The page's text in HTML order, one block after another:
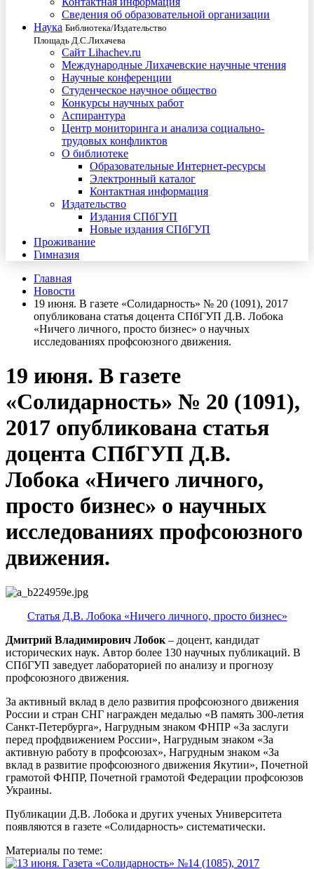
Сведения об образовательной организации
Наука Библиотека/Издательство
Площадь Д.С.Лихачева
Сайт Lihachev.ru
Международные Лихачевские научные чтения
Научные конференции
Студенческое научное общество
Конкурсы научных работ
Аспирантура
Центр мониторинга и анализа социально-
трудовых конфликтов
О библиотеке
Образовательные Интернет-ресурсы
Электронный каталог
Контактная информация
Издательство
Издания СПбГУП
Новые издания СПбГУП
Проживание
Гимназия
Главная
Новости
19 июня. В газете «Солидарность» № 20 (1091), 2017
опубликована статья доцента СПбГУП Д.В. Лобока
«Ничего личного, просто бизнес» о научных
исследованиях профсоюзного движения.
19 июня. В газете
«Солидарность» № 20 (1091),
2017 опубликована статья
доцента СПбГУП Д.В.
Лобока «Ничего личного,
просто бизнес» о научных
исследованиях профсоюзного
движения.
Статья Д.В. Лобока «Ничего личного, просто бизнес»
Дмитрий Владимирович Лобок – доцент, кандидат
исторических наук. Автор более 130 научных публикаций. В
СПбГУП заведует лабораторией по анализу и прогнозу
профсоюзного движения.
За активный вклад в дело развития профсоюзного движения
России и стран СНГ награжден медалью «В память 300-летия
Санкт-Петербурга», Нагрудным знаком ФНПР «За заслуги
перед профдвижением России», Нагрудным знаком «За
активную работу в профсоюзах», Нагрудным знаком «За
вклад в развитие профсоюзного движения Якутии», Почетной
грамотой ФНПР, Почетной грамотой Федерации профсоюзов
Украины.
Публикации Д.В. Лобока и других ученых Университета
появляются в газете «Солидарность» систематически.
Материалы по теме: